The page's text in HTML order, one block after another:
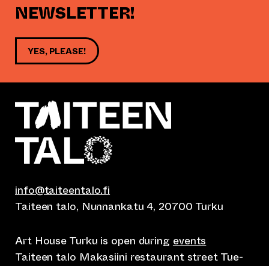
NEWSLETTER!
YES, PLEASE!
info@taiteentalo.fi
Taiteen talo, Nunnankatu 4, 20700 Turku
Art House Turku is open during events
Taiteen talo Makasiini restaurant street Tue-